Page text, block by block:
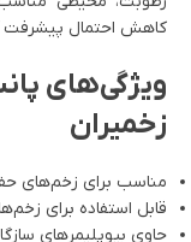
کاهش احتمال
ویژگی‌های
زخمیران
مناسب برای زخم‌های
قابل استفاده برای
حاوی بیوپلیمرهای